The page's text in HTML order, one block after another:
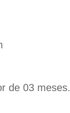
de 03 meses.